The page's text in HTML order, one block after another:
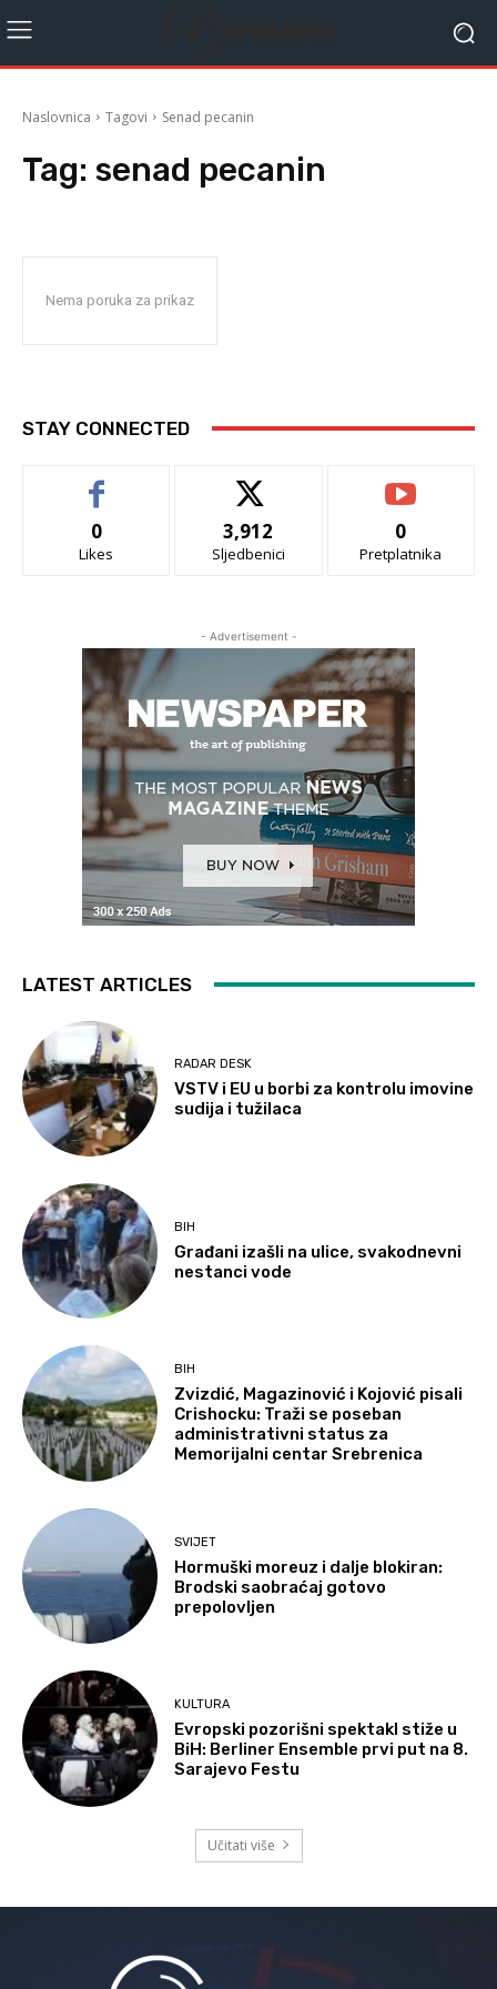
Naslovnica Tagovi Senad pecanin
Tag: senad pecanin
Nema poruka za prikaz
STAY CONNECTED
0
Likes
3,912
Sljedbenici
0
Pretplatnika
- Advertisement -
LATEST ARTICLES
RADAR DESK
VSTV i EU u borbi za kontrolu imovine
sudija i tužilaca
BIH
Građani izašli na ulice, svakodnevni
nestanci vode
BIH
Zvizdić, Magazinović i Kojović pisali
Crishocku: Traži se poseban
administrativni status za
Memorijalni centar Srebrenica
SVIJET
Hormuški moreuz i dalje blokiran:
Brodski saobraćaj gotovo
prepolovljen
KULTURA
Evropski pozorišni spektakl stiže u
BiH: Berliner Ensemble prvi put na 8.
Sarajevo Festu
Učitati više